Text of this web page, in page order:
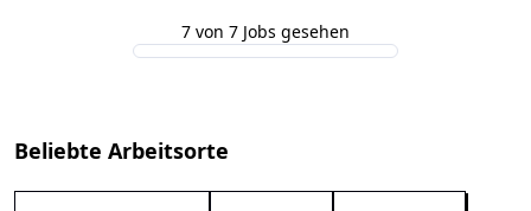
7 von 7 Jobs gesehen
Beliebte Arbeitsorte